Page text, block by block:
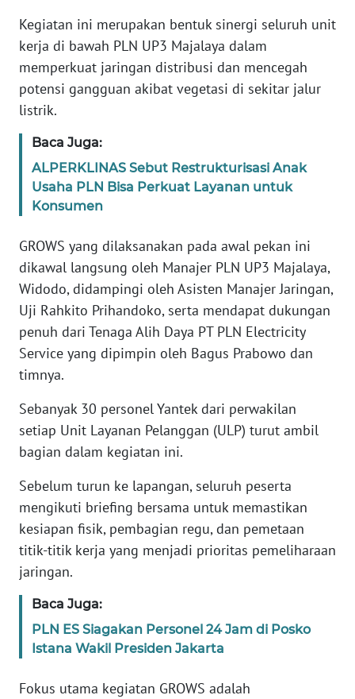
Kegiatan ini merupakan bentuk sinergi seluruh unit
kerja di bawah PLN UP3 Majalaya dalam
memperkuat jaringan distribusi dan mencegah
potensi gangguan akibat vegetasi di sekitar jalur
listrik.
Baca Juga:
ALPERKLINAS Sebut Restrukturisasi Anak
Usaha PLN Bisa Perkuat Layanan untuk
Konsumen
GROWS yang dilaksanakan pada awal pekan ini
dikawal langsung oleh Manajer PLN UP3 Majalaya,
Widodo, didampingi oleh Asisten Manajer Jaringan,
Uji Rahkito Prihandoko, serta mendapat dukungan
penuh dari Tenaga Alih Daya PT PLN Electricity
Service yang dipimpin oleh Bagus Prabowo dan
timnya.
Sebanyak 30 personel Yantek dari perwakilan
setiap Unit Layanan Pelanggan (ULP) turut ambil
bagian dalam kegiatan ini.
Sebelum turun ke lapangan, seluruh peserta
mengikuti briefing bersama untuk memastikan
kesiapan fisik, pembagian regu, dan pemetaan
titik-titik kerja yang menjadi prioritas pemeliharaan
jaringan.
Baca Juga:
PLN ES Siagakan Personel 24 Jam di Posko
Istana Wakil Presiden Jakarta
Fokus utama kegiatan GROWS adalah
KONTAK
KAMI
INFO
IKLAN
TENTANG
KAMI
PEDOMAN
SIBER
REDAKSI
KARIR
DISCLAIMER
Wahana
News
WN
SUMUT
WN
JAKARTA
WN